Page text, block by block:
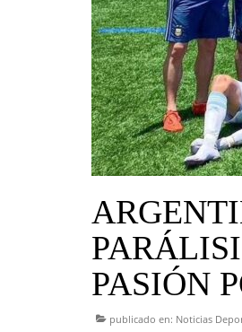
PASIÓN
publicado en: Noticias